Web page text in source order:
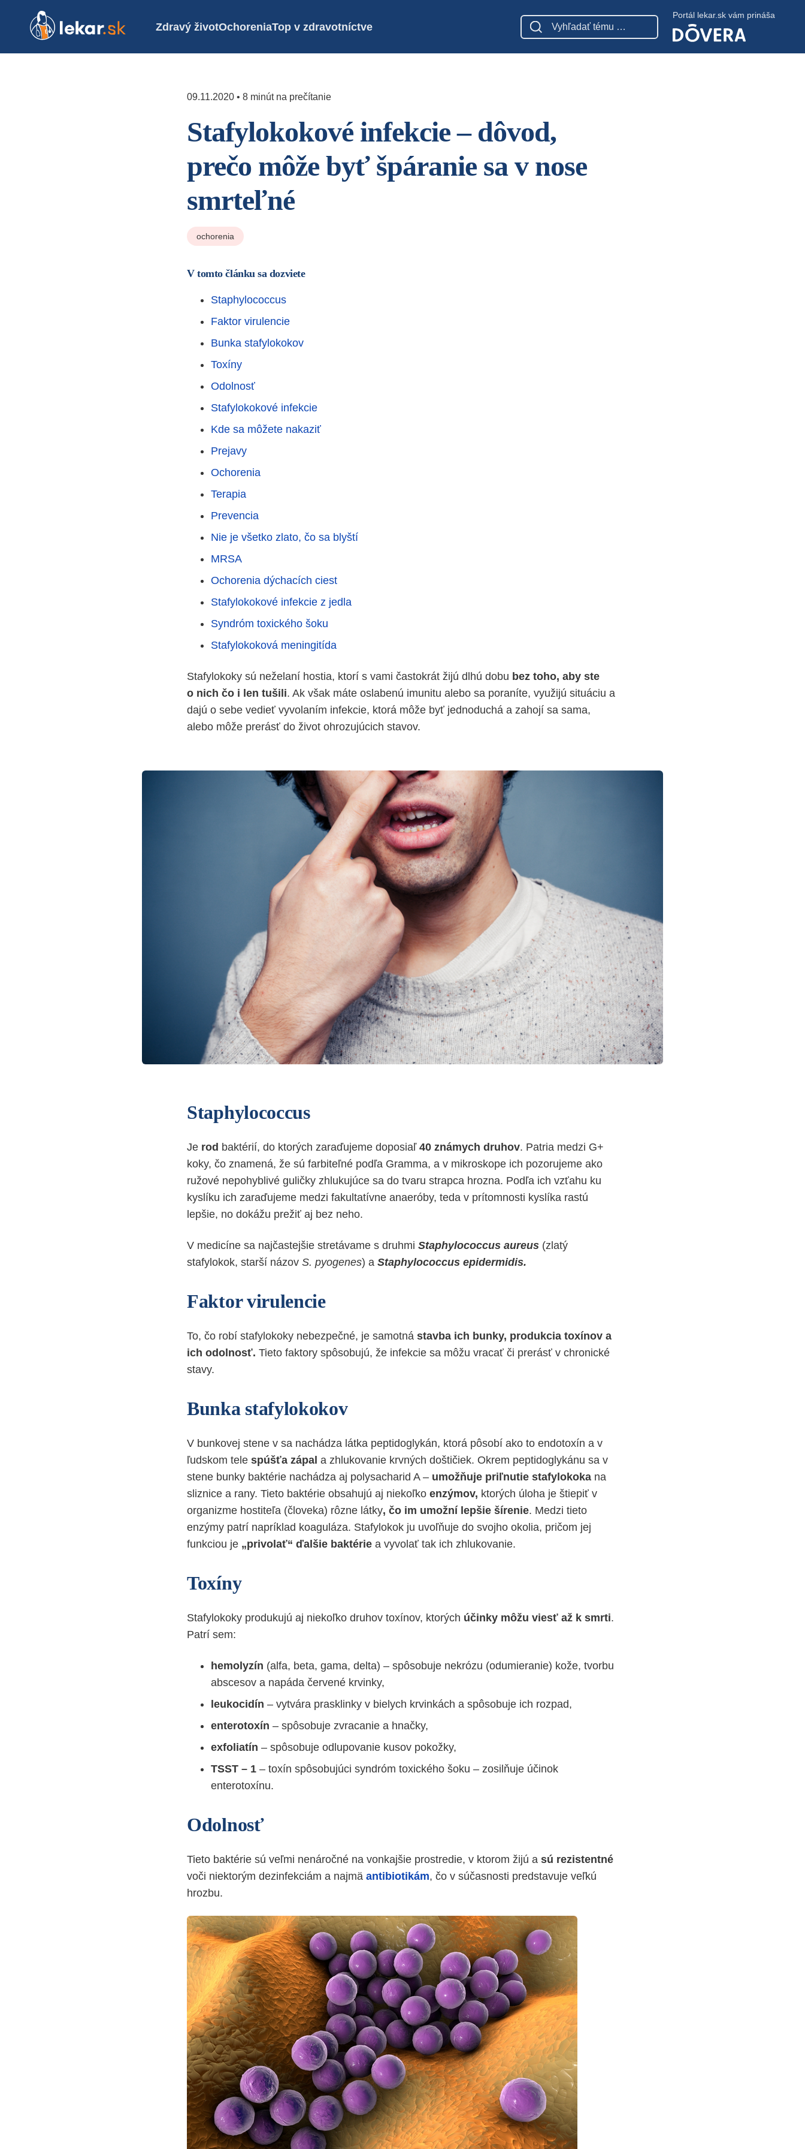
Zdravý životOchoreniaTop v zdravotníctve
Portál lekar.sk vám prináša
09.11.2020 • 8 minút na prečítanie
Stafylokokové infekcie – dôvod,
prečo môže byť špáranie sa v nose
smrteľné
ochorenia
V tomto článku sa dozviete
Staphylococcus
Faktor virulencie
Bunka stafylokokov
Toxíny
Odolnosť
Stafylokokové infekcie
Kde sa môžete nakaziť
Prejavy
Ochorenia
Terapia
Prevencia
Nie je všetko zlato, čo sa blyští
MRSA
Ochorenia dýchacích ciest
Stafylokokové infekcie z jedla
Syndróm toxického šoku
Stafylokoková meningitída
Stafylokoky sú neželaní hostia, ktorí s vami častokrát žijú dlhú dobu bez toho, aby ste
o nich čo i len tušili. Ak však máte oslabenú imunitu alebo sa poraníte, využijú situáciu a
dajú o sebe vedieť vyvolaním infekcie, ktorá môže byť jednoduchá a zahojí sa sama,
alebo môže prerásť do život ohrozujúcich stavov.
Staphylococcus
Je rod baktérií, do ktorých zaraďujeme doposiaľ 40 známych druhov. Patria medzi G+
koky, čo znamená, že sú farbiteľné podľa Gramma, a v mikroskope ich pozorujeme ako
ružové nepohyblivé guličky zhlukujúce sa do tvaru strapca hrozna. Podľa ich vzťahu ku
kyslíku ich zaraďujeme medzi fakultatívne anaeróby, teda v prítomnosti kyslíka rastú
lepšie, no dokážu prežiť aj bez neho.
V medicíne sa najčastejšie stretávame s druhmi Staphylococcus aureus (zlatý
stafylokok, starší názov S. pyogenes) a Staphylococcus epidermidis.
Faktor virulencie
To, čo robí stafylokoky nebezpečné, je samotná stavba ich bunky, produkcia toxínov a
ich odolnosť. Tieto faktory spôsobujú, že infekcie sa môžu vracať či prerásť v chronické
stavy.
Bunka stafylokokov
V bunkovej stene v sa nachádza látka peptidoglykán, ktorá pôsobí ako to endotoxín a v
ľudskom tele spúšťa zápal a zhlukovanie krvných doštičiek. Okrem peptidoglykánu sa v
stene bunky baktérie nachádza aj polysacharid A – umožňuje priľnutie stafylokoka na
sliznice a rany. Tieto baktérie obsahujú aj niekoľko enzýmov, ktorých úloha je štiepiť v
organizme hostiteľa (človeka) rôzne látky, čo im umožní lepšie šírenie. Medzi tieto
enzýmy patrí napríklad koaguláza. Stafylokok ju uvoľňuje do svojho okolia, pričom jej
funkciou je „privolať“ ďalšie baktérie a vyvolať tak ich zhlukovanie.
Toxíny
Stafylokoky produkujú aj niekoľko druhov toxínov, ktorých účinky môžu viesť až k smrti.
Patrí sem:
hemolyzín (alfa, beta, gama, delta) – spôsobuje nekrózu (odumieranie) kože, tvorbu
abscesov a napáda červené krvinky,
leukocidín – vytvára prasklinky v bielych krvinkách a spôsobuje ich rozpad,
enterotoxín – spôsobuje zvracanie a hnačky,
exfoliatín – spôsobuje odlupovanie kusov pokožky,
TSST – 1 – toxín spôsobujúci syndróm toxického šoku – zosilňuje účinok
enterotoxínu.
Odolnosť
Tieto baktérie sú veľmi nenáročné na vonkajšie prostredie, v ktorom žijú a sú rezistentné
voči niektorým dezinfekciám a najmä antibiotikám, čo v súčasnosti predstavuje veľkú
hrozbu.